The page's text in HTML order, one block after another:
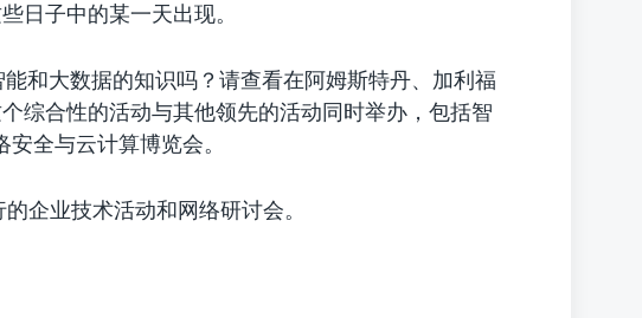
日子中的某一天出现。
和大数据的知识吗？请查看在阿姆斯特丹、加利福
综合性的活动与其他领先的活动同时举办，包括智
全与云计算博览会。
企业技术活动和网络研讨会。